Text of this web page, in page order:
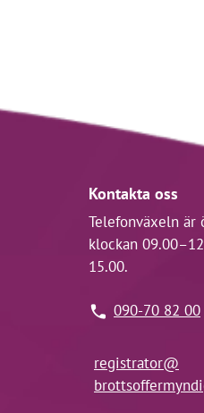
Kontakta oss
Telefonväxeln är
klockan
15.00.
090-70 82 00
registrator@